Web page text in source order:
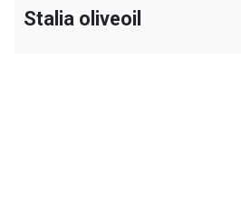
Stalia oliveoil